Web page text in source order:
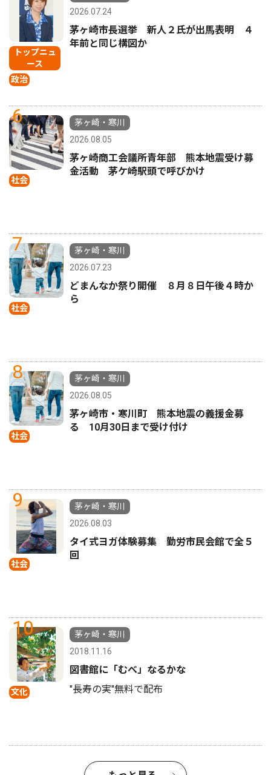
トップニュ
ース
政治
2026.07.24
茅ヶ崎市長選挙 新人２氏が出馬表明 ４
年前と同じ構図か
6
社会
茅ヶ崎・寒川
2026.08.05
茅ヶ崎商工会議所青年部 熊本地震受け募
金活動 茅ケ崎駅頭で呼びかけ
7
社会
茅ヶ崎・寒川
2026.07.23
どまんなか祭り開催 ８月８日午後４時か
ら
8
社会
茅ヶ崎・寒川
2026.08.05
茅ヶ崎市・寒川町 熊本地震の義援金募
る 10月30日まで受け付け
9
社会
茅ヶ崎・寒川
2026.08.03
タイ式ヨガ体験募集 勤労市民会館で全５
回
10
文化
茅ヶ崎・寒川
2018.11.16
図書館に「むべ」なるかな
"長寿の実"無料で配布